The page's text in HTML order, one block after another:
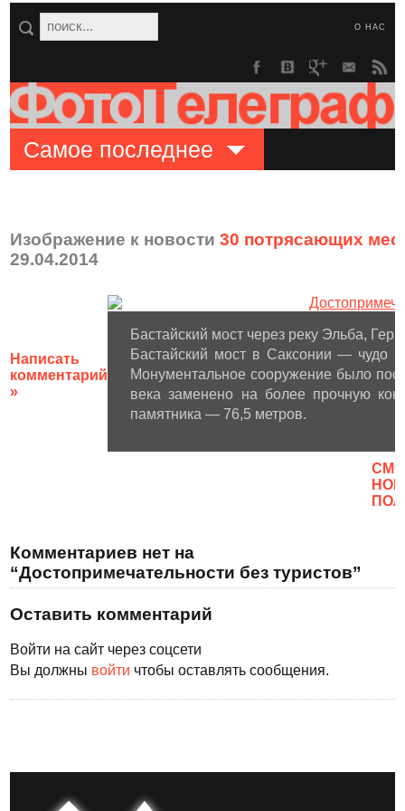
О НАС
Самое последнее
Изображение к новости30 потрясающих
29.04.2014
Написать
комментарий
»
Бастайский мост через реку Эльба,
Бастайский мост в Саксонии — чудо
Монументальное сооружение было
века заменено на более прочную
памятника — 76,5 метров.
Комментариев нет на
“Достопримечательности без туристов”
Оставить комментарий
Войти на сайт через соцсети
Вы должны войти чтобы оставлять сообщения.